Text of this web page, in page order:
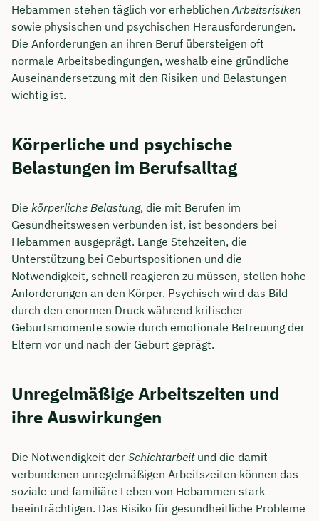
Hebammen stehen täglich vor erheblichenArbeitsrisiken
sowie physischen und psychischen Herausforderungen.
Die Anforderungen an ihren Beruf übersteigen oft
normale Arbeitsbedingungen, weshalb eine gründliche
Auseinandersetzung mit den Risiken und Belastungen
wichtig ist.
Körperliche und psychische
Belastungen im Berufsalltag
Die körperliche Belastung, die mit Berufen im
Gesundheitswesen verbunden ist, ist besonders bei
Hebammen ausgeprägt. Lange Stehzeiten, die
Unterstützung bei Geburtspositionen und die
Notwendigkeit, schnell reagieren zu müssen, stellen hohe
Anforderungen an den Körper. Psychisch wird das Bild
durch den enormen Druck während kritischer
Geburtsmomente sowie durch emotionale Betreuung der
Eltern vor und nach der Geburt geprägt.
Unregelmäßige Arbeitszeiten und
ihre Auswirkungen
Die Notwendigkeit der Schichtarbeitund die damit
verbundenen unregelmäßigen Arbeitszeiten können das
soziale und familiäre Leben von Hebammen stark
beeinträchtigen. Das Risiko für gesundheitliche Probleme
Jetzt persönliches
Beratungsgespräch mit
Tobias Niendieck sichern 🤝
Wir beraten dich Montag bis Freitag von 8 bis